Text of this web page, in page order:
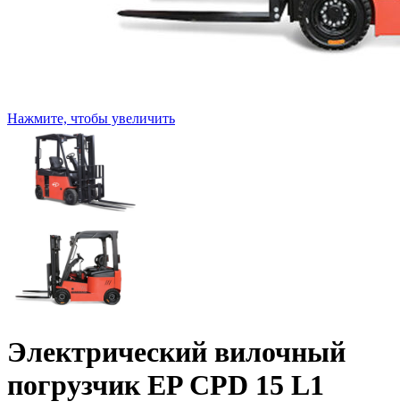
Нажмите, чтобы увеличить
Электрический вилочный
погрузчик EP CPD 15 L1